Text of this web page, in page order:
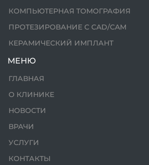
КОМПЬЮТЕРНАЯ ТОМОГРАФИЯ
ПРОТЕЗИРОВАНИЕ С CAD/CAM
КЕРАМИЧЕСКИЙ ИМПЛАНТ
МЕНЮ
ГЛАВНАЯ
О КЛИНИКЕ
НОВОСТИ
ВРАЧИ
УСЛУГИ
КОНТАКТЫ